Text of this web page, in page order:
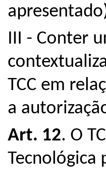
III - Conter
TCC em
a
Art. 12. O
Tecnológica